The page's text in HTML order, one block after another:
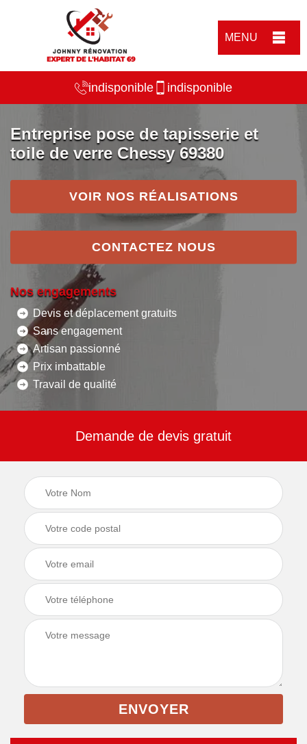
MENU
indisponible indisponible
Entreprise pose de tapisserie et
toile de verre Chessy 69380
VOIR NOS RÉALISATIONS
CONTACTEZ NOUS
Nos engagements
Devis et déplacement gratuits
Sans engagement
Artisan passionné
Prix imbattable
Travail de qualité
Demande de devis gratuit